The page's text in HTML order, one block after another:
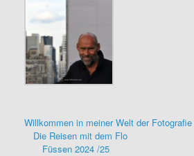
Willkommen in meiner Welt der Fotografie
Die Reisen mit dem Flo
Füssen 2024 /25